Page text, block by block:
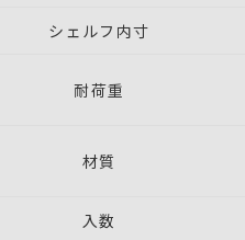
シェルフ内寸
耐荷重
材質
入数